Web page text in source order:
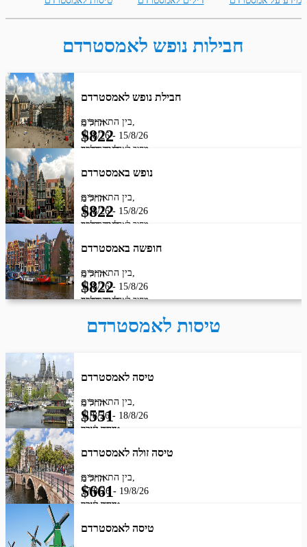
חבילות נופש לאמסטרדם
חבילת נופש לאמסטרדם
החל מ
$822
מחיר לאדם בהרכב זוג
11/8/26- 15/8/26
לינה בלבד
נופש באמסטרדם
החל מ
$822
מחיר לאדם בהרכב זוג
11/8/26- 15/8/26
לינה בלבד
חופשה באמסטרדם
החל מ
$822
מחיר לאדם בהרכב זוג
11/8/26- 15/8/26
לינה בלבד
טיסות לאמסטרדם
טיסה לאמסטרדם
החל מ
$551
מחיר לאדם
בין התאריכים,
11/8/26 - 18/8/26
טיסת שכר
טיסה זולה לאמסטרדם
החל מ
$661
מחיר לאדם
בין התאריכים,
17/8/26 - 19/8/26
טיסת שכר
טיסה לאמסטרדם